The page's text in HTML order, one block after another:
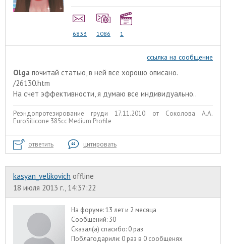
6833 1086 1
ссылка на сообщение
Olga почитай статью, в ней все хорошо описано.
/26130.htm
На счет эффективности, я думаю все индивидуально..
Реэндопротезирование груди 17.11.2010 от Соколова А.А.
EuroSilicone 385сс Medium Profile
ответить цитировать
kasyan_velikovich offline
18 июля 2013 г., 14:37:22
На форуме:13 лет и 2 месяца
Сообщений: 30
Сказал(а) спасибо: 0 раз
Поблагодарили: 0 раз в 0 сообщенях